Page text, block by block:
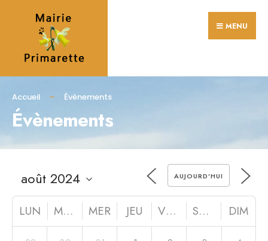
MENU
Accueil Évènements
Évènements
AUJOURD’HUI
LUN MAR MER JEU VEN SAM DIM